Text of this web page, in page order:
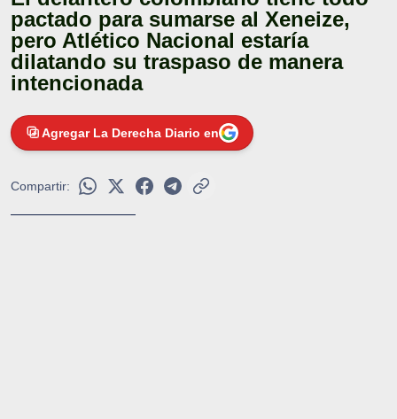
pactado para sumarse al Xeneize,
pero Atlético Nacional estaría
dilatando su traspaso de manera
intencionada
Agregar La Derecha Diario en
Compartir: